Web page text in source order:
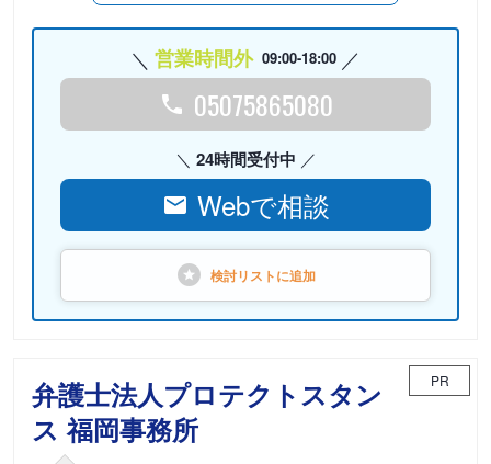
営業時間外 09:00-18:00
05075865080
24時間受付中
Webで相談
検討リストに追加
弁護士法人プロテクトスタン
ス 福岡事務所
PR